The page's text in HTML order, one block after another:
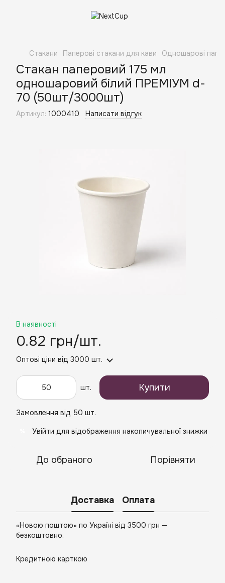
Стакани Паперові стакани для кави Одношарові
Стакан паперовий 175 мл
одношаровий білий ПРЕМІУМ d-
70 (50шт/3000шт)
Артикул: 1000410 Написати відгук
В наявності
0.82 грн/шт.
Оптові ціни від 3000 шт.
шт. Купити
Замовлення від 50 шт.
Увійти для відображення накопичувальної знижки
До обраного Порівняти
Доставка Оплата
«Новою поштою» по Україні від 3500 грн —
безкоштовно.
Кредитною карткою